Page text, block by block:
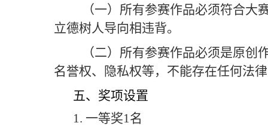
（一）所有参赛作品必须符合大
立德树人导向相违背。
（二）所有参赛作品必须是原创
名誉权、隐私权等，不能存在任何法
五、奖项设置
1. 一等奖1名